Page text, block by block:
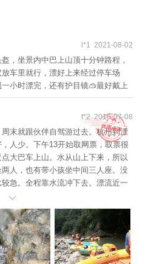
l*1 2021-08-02
，坐景内中巴上山顶十分钟路程，
车里就行，漂好上来经过停车场
小时漂完，还有护目镜🥽最好戴上
t*2 2016-07-08
末就跟伙伴自驾游过去。杭州到漂
人少。下午13开始取网票，取票很
大巴车上山。水从山上下来，所以
人，也有带小孩坐中间三人座。没
急。全程靠水流冲下去。漂流近一
。若碰到下滑转弯处，岸边标注警
感觉很不错。
